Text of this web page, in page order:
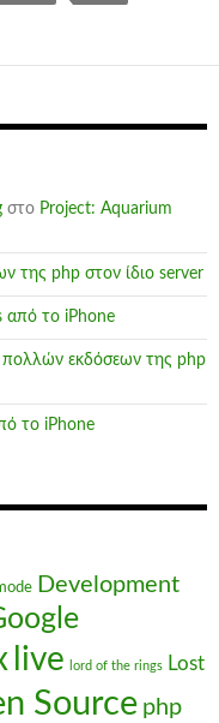
στο Project: Aquarium
της php στον ίδιο server
από το iPhone
πολλών εκδόσεων της php
το iPhone
Development
live lord of the rings Lost
Source php